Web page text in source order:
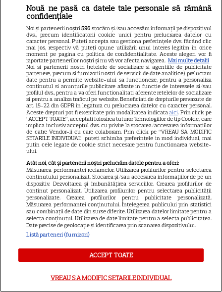
14
Elon Musk, atac la adresa
regizorului premiat cu Oscar
care a realizat documentarul
despre viața sa. Filmul are 232
de minute
3
VEDETE STRĂINE
Marvel are un nou Black
Panther. David Jonsson preia
moștenirea lui Chadwick
Boseman
7
VEDETE STRĂINE
Ryan Gosling este noul Ghost
Rider din Universul Marvel.
Anunțul făcut la Comic-Con i-
a entuziasmat pe fani
Nouă ne pasă ca datele tale personale să rămână
confidențiale
Noi și partenerii noștri596 stocăm și/sau accesăm informații pe dispozitivul
dvs., precum identificatorii cookie unici pentru prelucrarea datelor cu
caracter personal. Puteți accepta sau gestiona preferințele dvs. făcând clic
mai jos, respectiv vă puteți opune utilizării unui interes legitim în orice
moment pe pagina cu politica de confidențialitate. Aceste alegeri vor fi
raportate partenerilor noștri și nu vă vor afecta navigarea. Mai multe detalii
Noi si partenerii nostri (retelele de socializare si agentiile de publicitate
partenere, precum si furnizorii nostri de servicii de date analitice) prelucram
date pentru a permite website-ului sa functioneze, pentru a personaliza
continutul si anunturile publicitare afisate in functie de interesele si/sau
profilul dvs., pentru a va oferi functionalitati aferente retelelor de socializare
si pentru a analiza traficul pe website. Beneficiati de drepturile prevazute de
art. 15-22 din GDPR in legatura cu prelucrarea datelor cu caracter personal.
Aceste drepturi pot fi exercitate prin modalitatea indicataaici. Prin click pe
“ACCEPT TOATE”, acceptati folosirea tuturor Tehnologiilor de tip Cookie, care
implica inclusiv acceptul dvs. cu privire la stocarea/accesarea informatiilor
de catre Vendor-ii cu care colaboram. Prin click pe “VREAU SA MODIFIC
SETARILE INDIVIDUAL” puteti schimba preferintele in mod individual, mai
putin cele legate de cookie strict necesare pentru functionarea website-
ului.
Atât noi, cât și partenerii noștri prelucrăm datele pentru a oferi:
Măsurarea performanței reclamelor. Utilizarea profilurilor pentru selectarea
conținutului personalizat. Stocarea și/sau accesarea informațiilor de pe un
dispozitiv. Dezvoltarea și îmbunătățirea serviciilor. Crearea profilurilor de
conținut personalizat. Utilizarea profilurilor pentru selectarea publicității
personalizate. Crearea profilurilor pentru publicitate personalizată.
Măsurarea performanței conținutului. Înțelegerea publicului prin statistici
sau combinații de date din surse diferite. Utilizarea datelor limitate pentru a
selecta conținutul. Utilizarea de date limitate pentru a selecta publicitatea.
Date precise de geolocație și identificarea prin scanarea dispozitivului.
Listă parteneri (furnizori)
ACCEPT TOATE
VREAU SA MODIFIC SETARILE INDIVIDUAL